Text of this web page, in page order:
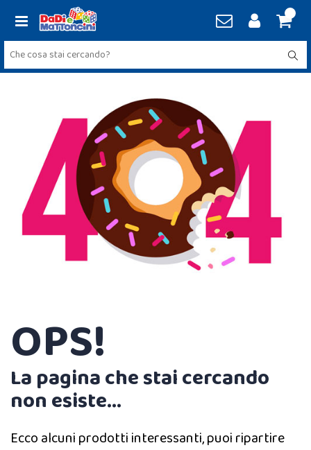
OPS!
La pagina che stai cercando
non esiste...
Ecco alcuni prodotti interessanti, puoi ripartire